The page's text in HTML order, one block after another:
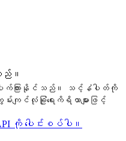
ည်။
ပေါက်ကြားနိုင်သည်။ သင့်နံပါတ်ကို
ကျင်လုံခြုံရေးကိရိယာများဖြင့်
ကို ပေါင်းစပ်ပါ။